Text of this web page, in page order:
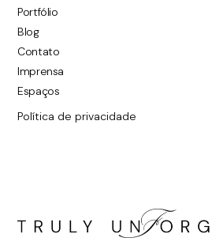
Portfólio
Blog
Contato
Imprensa
Espaços
Política de privacidade